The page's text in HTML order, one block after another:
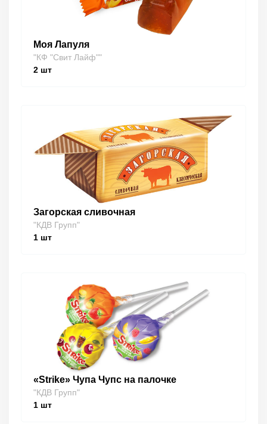
Моя Лапуля
"КФ "Свит Лайф""
2 шт
Загорская сливочная
"КДВ Групп"
1 шт
«Strike» Чупа Чупс на палочке
"КДВ Групп"
1 шт